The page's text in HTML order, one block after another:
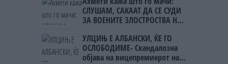
СЛУШАМ, САКААТ ДА СЕ СУДИ
ЗА ВОЕНИТЕ ЗЛОСТРОСТВА НА
УЛЦИЊ Е АЛБАНСКИ, ЌЕ ГО
ОСЛОБОДИМЕ- Скандалозна
објава на вицепремиерот на